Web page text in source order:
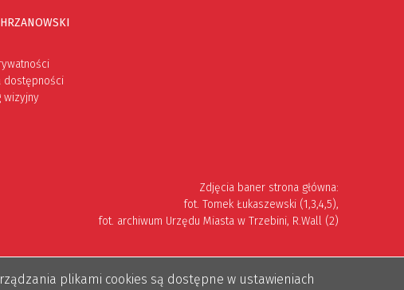
dostępności
wizyjny
Zdjęcia baner strona główna:
fot. Tomek Łukaszewski (1,3,4,5),
fot. archiwum Urzędu Miasta w Trzebini, R.Wall (2)
Wykonanie: Lioosys
plikami cookies są dostępne w ustawieniach